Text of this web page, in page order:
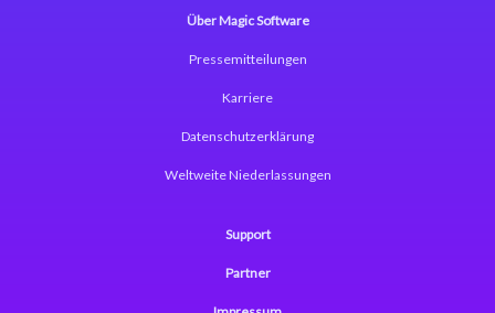
Über Magic Software
Pressemitteilungen
Karriere
Datenschutzerklärung
Weltweite Niederlassungen
Support
Partner